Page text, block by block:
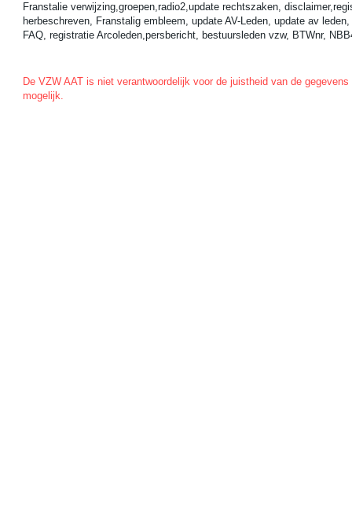
Franstalie verwijzing,groepen,radio2,update rechtszaken,
herbeschreven, Franstalig embleem, update AV-Leden, update av
FAQ, registratie Arcoleden,persbericht, bestuursleden vzw, BTWnr,
De VZW AAT is niet verantwoordelijk voor de juistheid van de
mogelijk.